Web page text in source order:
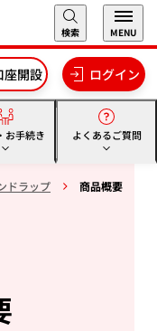
検索 MENU
座開設 ログイン
お手続き よくあるご質問
ドラップ 商品概要